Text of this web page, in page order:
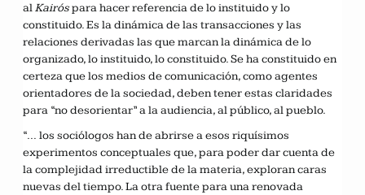
alKairóspara hacer referencia de lo instituido y lo
constituido. Es la dinámica de las transacciones y las
relaciones derivadas las que marcan la dinámica de lo
organizado, lo instituido, lo constituido. Se ha constituido en
certeza que los medios de comunicación, como agentes
orientadores de la sociedad, deben tener estas claridades
para “no desorientar” a la audiencia, al público, al pueblo.
“… los sociólogos han de abrirse a esos riquísimos
experimentos conceptuales que, para poder dar cuenta de
la complejidad irreductible de la materia, exploran caras
nuevas del tiempo. La otra fuente para una renovada